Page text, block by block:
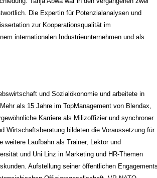
Die Expertin für Potenzialanalysen und
zur Kooperationsqualität im
internationalen Industrieunternehmen und als
und Sozialökonomie und arbeitete in
als 15 Jahre im TopManagement von Blendax,
Karriere als Milizoffizier und synchroner
Wirtschaftsberatung bildeten die Voraussetzung für
Laufbahn als Trainer, Lektor und
und Uni Linz in Marketing und HR-Themen
Aufstellung seiner öffentlichen